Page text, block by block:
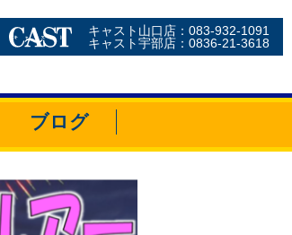
キャスト山口店：083-932-1091
キャスト宇部店：0836-21-3618
ブログ